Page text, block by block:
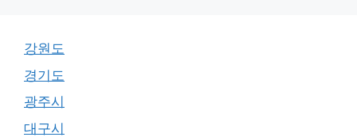
강원도
경기도
광주시
대구시